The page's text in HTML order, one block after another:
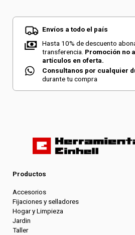
Envíos a todo el país
Hasta 10% de descuento
transferencia. Promoción no
artículos en oferta.
Consultanos por cualquier
durante tu compra
Productos
Accesorios
Fijaciones y selladores
Hogar y Limpieza
Jardin
Taller